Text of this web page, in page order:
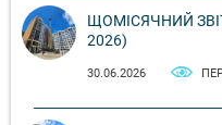
ЩОМІСЯЧНИЙ
2026)
30.06.2026